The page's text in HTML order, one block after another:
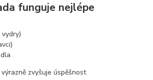
funguje nejlépe
zvyšuje úspěšnost